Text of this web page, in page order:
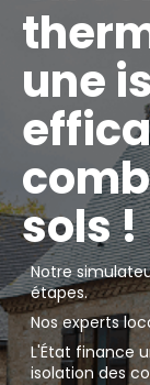
une
sols !
Notre
étapes.
Nos experts
L'État finance
isolation des